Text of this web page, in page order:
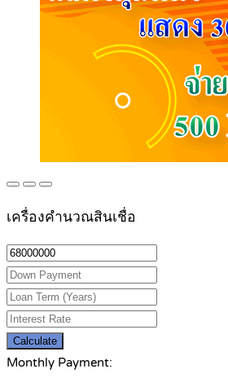
เครื่องคำนวณสินเชื่อ
Calculate
Monthly Payment: